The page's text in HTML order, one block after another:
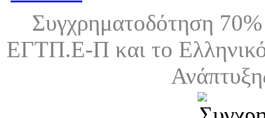
Συγχρηματοδότηση
ΕΓΤΠ.Ε-Π και το